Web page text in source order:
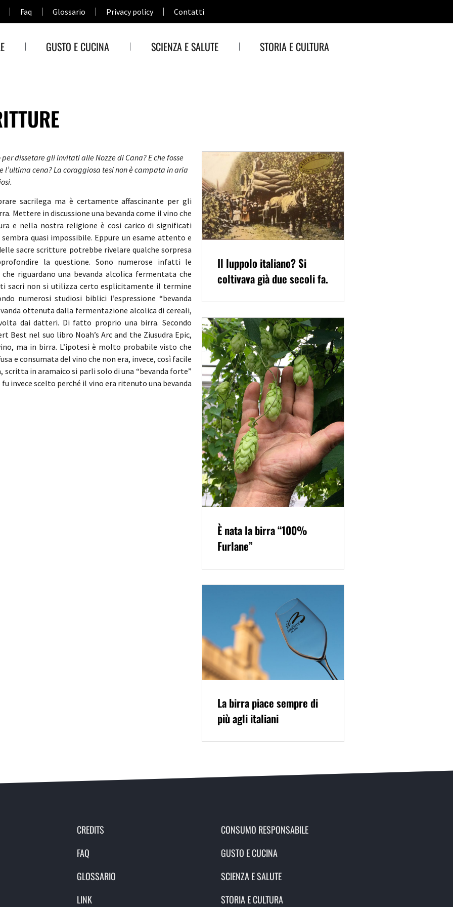
Faq Glossario Privacy policy Contatti
GUSTO E CUCINA SCIENZA E SALUTE STORIA E CULTURA
dissetare gli invitati alle Nozze di Cana? E che fosse
cena? La coraggiosa tesi non è campata in aria
sacrilega ma è certamente affascinante per gli
Mettere in discussione una bevanda come il vino che
e nella nostra religione è cosi carico di significati
quasi impossibile. Eppure un esame attento e
sacre scritture potrebbe rivelare qualche sorpresa
la questione. Sono numerose infatti le
riguardano una bevanda alcolica fermentata che
sacri non si utilizza certo esplicitamente il termine
numerosi studiosi biblici l’espressione “bevanda
ottenuta dalla fermentazione alcolica di cereali,
dai datteri. Di fatto proprio una birra. Secondo
Best nel suo libro Noah’s Arc and the Ziusudra Epic,
ma in birra. L’ipotesi è molto probabile visto che
e consumata del vino che non era, invece, così facile
in aramaico si parli solo di una “bevanda forte”
invece scelto perché il vino era ritenuto una bevanda
Il luppolo italiano? Si
coltivava già due secoli fa.
È nata la birra “100%
Furlane”
La birra piace sempre di
più agli italiani
CREDITS
FAQ
GLOSSARIO
LINK
CONSUMO RESPONSABILE
GUSTO E CUCINA
SCIENZA E SALUTE
STORIA E CULTURA